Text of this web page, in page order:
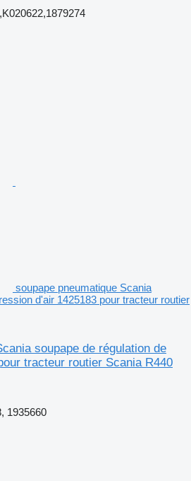
soupape pneumatique Scania
d'air 1425183 pour tracteur routier
soupape de régulation de
tracteur routier Scania R440
1935660